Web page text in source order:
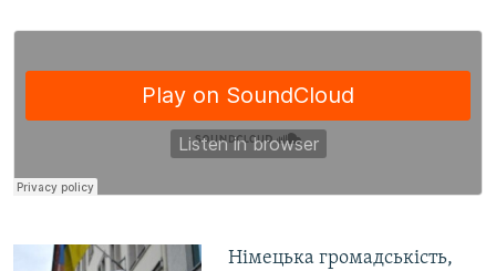
Німецька громадськість,